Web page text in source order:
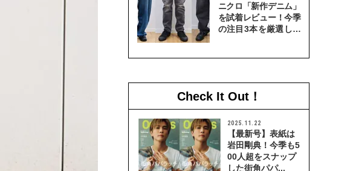
ニクロ「新作デニム」
を試着レビュー！今季
の注目3本を厳選して
Check It Out！
2025.11.22
【最新号】表紙は
岩田剛典！今季も5
00人超をスナップ
した街角パパ...